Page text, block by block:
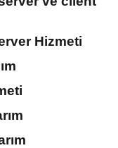
Hizmeti